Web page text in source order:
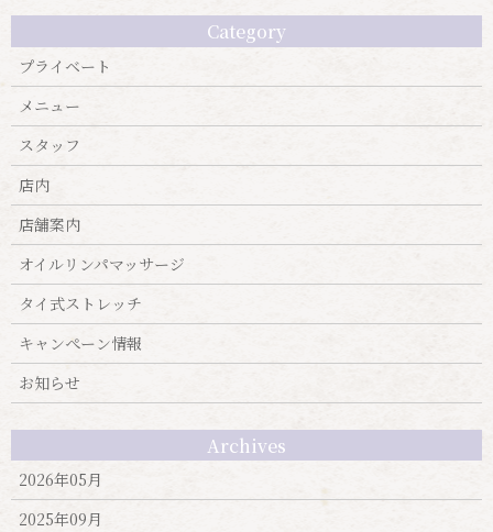
Category
プライベート
メニュー
スタッフ
店内
店舗案内
オイルリンパマッサージ
タイ式ストレッチ
キャンぺーン情報
お知らせ
Archives
2026年05月
2025年09月